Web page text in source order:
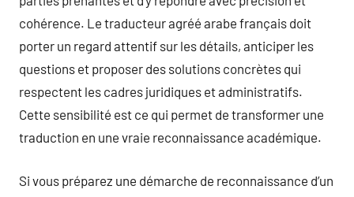
cohérence. Le traducteur agréé arabe français doit
porter un regard attentif sur les détails, anticiper les
questions et proposer des solutions concrètes qui
respectent les cadres juridiques et administratifs.
Cette sensibilité est ce qui permet de transformer une
traduction en une vraie reconnaissance académique.
Si vous préparez une démarche de reconnaissance d’un